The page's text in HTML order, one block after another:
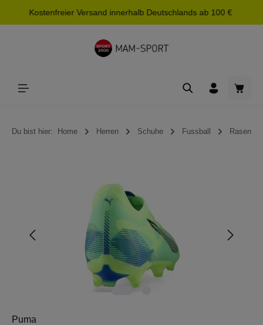
springen
Kostenfreier Versand innerhalb Deutschlands ab 100 €
Du bist hier: Home Herren Schuhe Fussball Rasen
Puma